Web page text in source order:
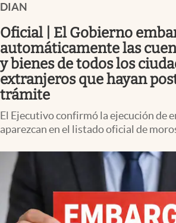
Colombia
DIAN
Oficial | El Gobierno
automáticamente las
y bienes de todos los
extranjeros que hayan
trámite
El Ejecutivo confirmó la ejecución de
aparezcan en el listado oficial de